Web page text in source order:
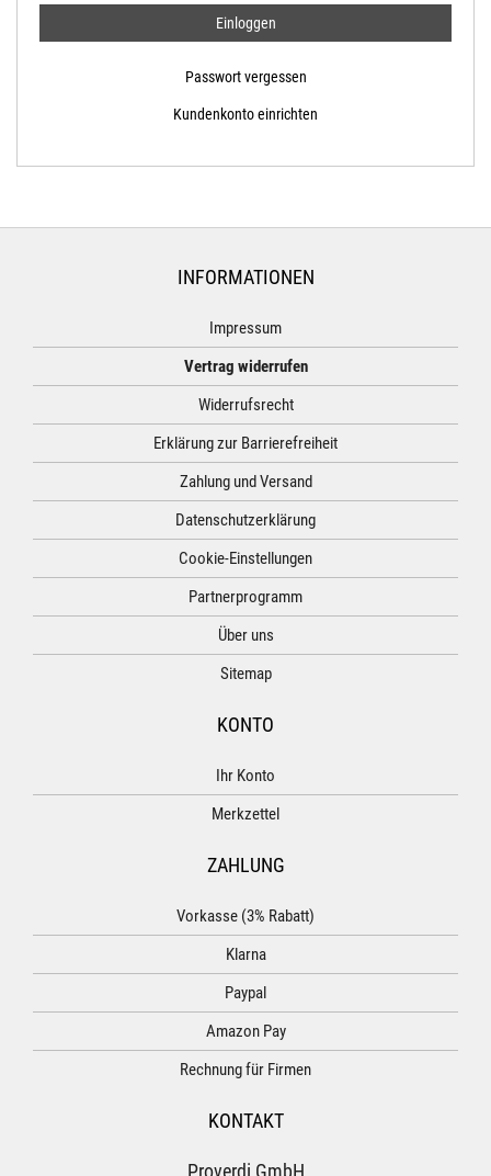
Passwort vergessen
Kundenkonto einrichten
INFORMATIONEN
Impressum
Vertrag widerrufen
Widerrufsrecht
Erklärung zur Barrierefreiheit
Zahlung und Versand
Datenschutzerklärung
Cookie-Einstellungen
Partnerprogramm
Über uns
Sitemap
KONTO
Ihr Konto
Merkzettel
ZAHLUNG
Vorkasse (3% Rabatt)
Klarna
Paypal
Amazon Pay
Rechnung für Firmen
KONTAKT
Proverdi GmbH